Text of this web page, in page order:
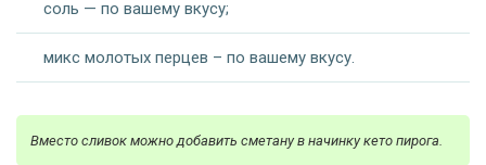
соль — по вашему вкусу;
микс молотых перцев – по вашему вкусу.
Вместо сливок можно добавить сметану в начинку кето пирога.